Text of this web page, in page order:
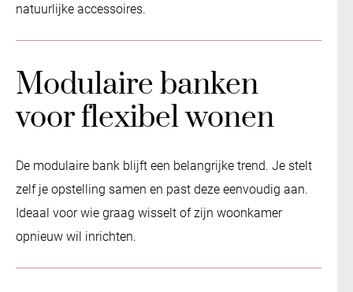
natuurlijke accessoires.
Modulaire banken
voor flexibel wonen
De modulaire bank blijft een belangrijke trend. Je stelt
zelf je opstelling samen en past deze eenvoudig aan.
Ideaal voor wie graag wisselt of zijn woonkamer
opnieuw wil inrichten.